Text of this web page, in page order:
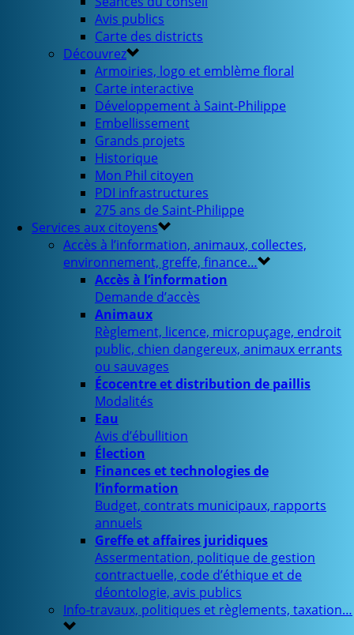
Avis publics
Carte des districts
Découvrez
Armoiries, logo et emblème floral
Carte interactive
Développement à Saint-Philippe
Embellissement
Grands projets
Historique
Mon Phil citoyen
PDI infrastructures
275 ans de Saint-Philippe
Services aux citoyens
Accès à l’information, animaux, collectes,
environnement, greffe, finance…
Accès à l’information
Demande d’accès
Animaux
Règlement, licence, micropuçage, endroit
public, chien dangereux, animaux errants
ou sauvages
Écocentre et distribution de paillis
Modalités
Eau
Avis d’ébullition
Élection
Finances et technologies de
l’information
Budget, contrats municipaux, rapports
annuels
Greffe et affaires juridiques
Assermentation, politique de gestion
contractuelle, code d’éthique et de
déontologie, avis publics
Info-travaux, politiques et règlements, taxation…